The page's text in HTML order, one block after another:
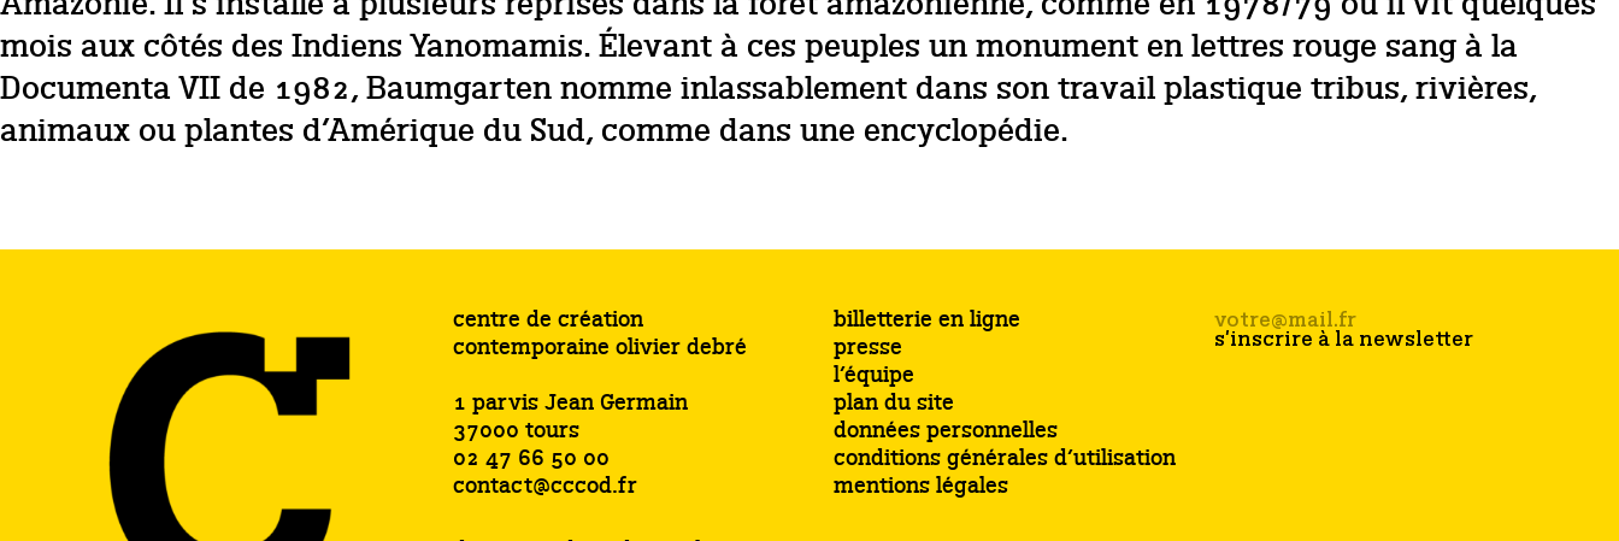
mois aux côtés des Indiens Yanomamis. Élevant à ces peuples un monument en lettres rouge sang à la
Documenta VII de 1982, Baumgarten nomme inlassablement dans son travail plastique tribus, rivières,
animaux ou plantes d’Amérique du Sud, comme dans une encyclopédie.
centre de création
contemporaine olivier debré
1 parvis Jean Germain
37000 tours
02 47 66 50 00
contact@cccod.fr
billetterie en ligne
presse
l’équipe
plan du site
données personnelles
conditions générales d’utilisation
mentions légales